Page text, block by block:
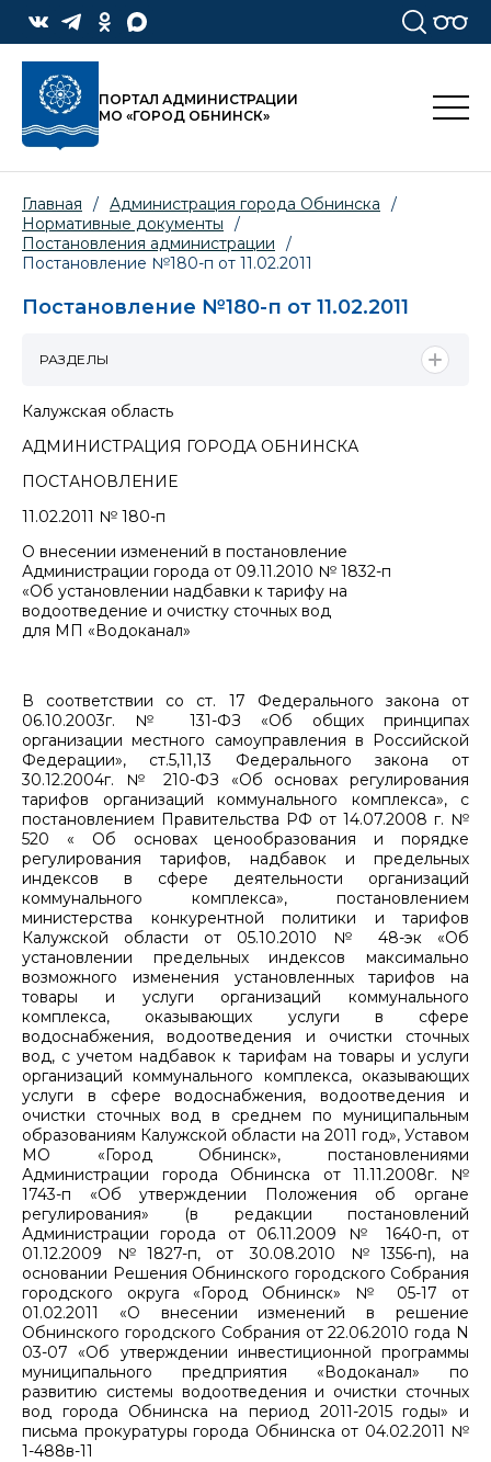
ПОРТАЛ АДМИНИСТРАЦИИ
МО «ГОРОД ОБНИНСК»
Главная / Администрация города Обнинска
/
Нормативные документы
/
Постановления администрации
/
Постановление №180-п от 11.02.2011
Постановление №180-п от 11.02.2011
Калужская область
АДМИНИСТРАЦИЯ ГОРОДА ОБНИНСКА
ПОСТАНОВЛЕНИЕ
11.02.2011 № 180-п
О внесении изменений в постановление
Администрации города от 09.11.2010 № 1832-п
«Об установлении надбавки к тарифу на
водоотведение и очистку сточных вод
для МП «Водоканал»
В соответствии со ст. 17 Федерального закона от
06.10.2003г. № 131-ФЗ «Об общих принципах
организации местного самоуправления в Российской
Федерации», ст.5,11,13 Федерального закона от
30.12.2004г. № 210-ФЗ «Об основах регулирования
тарифов организаций коммунального комплекса», с
постановлением Правительства РФ от 14.07.2008 г. №
520 « Об основах ценообразования и порядке
регулирования тарифов, надбавок и предельных
индексов в сфере деятельности организаций
коммунального комплекса», постановлением
министерства конкурентной политики и тарифов
Калужской области от 05.10.2010 № 48-эк «Об
установлении предельных индексов максимально
возможного изменения установленных тарифов на
товары и услуги организаций коммунального
комплекса, оказывающих услуги в сфере
водоснабжения, водоотведения и очистки сточных
вод, с учетом надбавок к тарифам на товары и услуги
организаций коммунального комплекса, оказывающих
услуги в сфере водоснабжения, водоотведения и
очистки сточных вод в среднем по муниципальным
образованиям Калужской области на 2011 год», Уставом
МО «Город Обнинск», постановлениями
Администрации города Обнинска от 11.11.2008г. №
1743-п «Об утверждении Положения об органе
регулирования» (в редакции постановлений
Администрации города от 06.11.2009 № 1640-п, от
01.12.2009 №1827-п, от 30.08.2010 №1356-п), на
основании Решения Обнинского городского Собрания
городского округа «Город Обнинск» № 05-17 от
01.02.2011 «О внесении изменений в решение
Обнинского городского Собрания от 22.06.2010 года N
03-07 «Об утверждении инвестиционной программы
муниципального предприятия «Водоканал» по
развитию системы водоотведения и очистки сточных
вод города Обнинска на период 2011-2015 годы» и
письма прокуратуры города Обнинска от 04.02.2011 №
1-488в-11
РАЗДЕЛЫ